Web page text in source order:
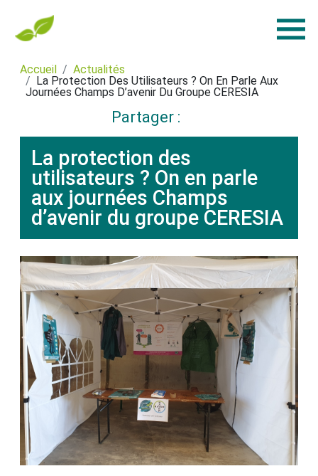
Accueil
Actualités
La Protection Des Utilisateurs ? On En Parle Aux
Journées Champs D’avenir Du Groupe CERESIA
Partager :
La protection des
utilisateurs ? On en parle
aux journées Champs
d’avenir du groupe CERESIA